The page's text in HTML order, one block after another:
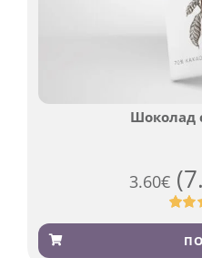
Шоколад
3.60€
4.79
185